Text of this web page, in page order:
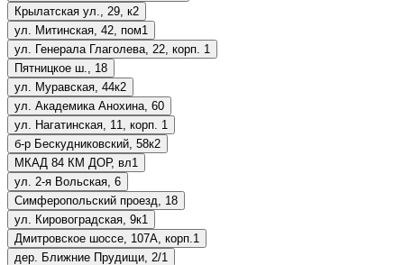
Крылатская ул., 29, к2
ул. Митинская, 42, пом1
ул. Генерала Глаголева, 22, корп. 1
Пятницкое ш., 18
ул. Муравская, 44к2
ул. Академика Анохина, 60
ул. Нагатинская, 11, корп. 1
б-р Бескудниковский, 58к2
МКАД 84 КМ ДОР, вл1
ул. 2-я Вольская, 6
Симферопольский проезд, 18
ул. Кировоградская, 9к1
Дмитровское шоссе, 107А, корп.1
дер. Ближние Прудищи, 2/1